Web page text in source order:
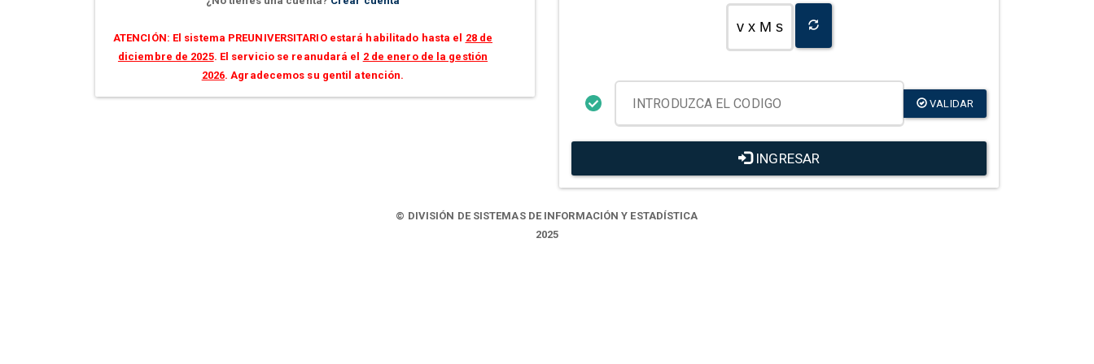
ATENCIÓN: El sistema PREUNIVERSITARIO estará habilitado hasta el 28 de
diciembre de 2025. El servicio se reanudará el 2 de enero de la gestión
2026. Agradecemos su gentil atención.
v x M s
VALIDAR
INGRESAR
© DIVISIÓN DE SISTEMAS DE INFORMACIÓN Y ESTADÍSTICA
2025